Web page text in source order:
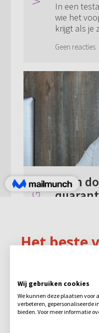
In een
wie het
krijgt als je
absoluut
Geen reacties
Loon
Moet je
Wij gebruiken cookies
We kunnen deze plaatsen voor
verbeteren, gepersonaliseerde
bieden. Voor meer informatie